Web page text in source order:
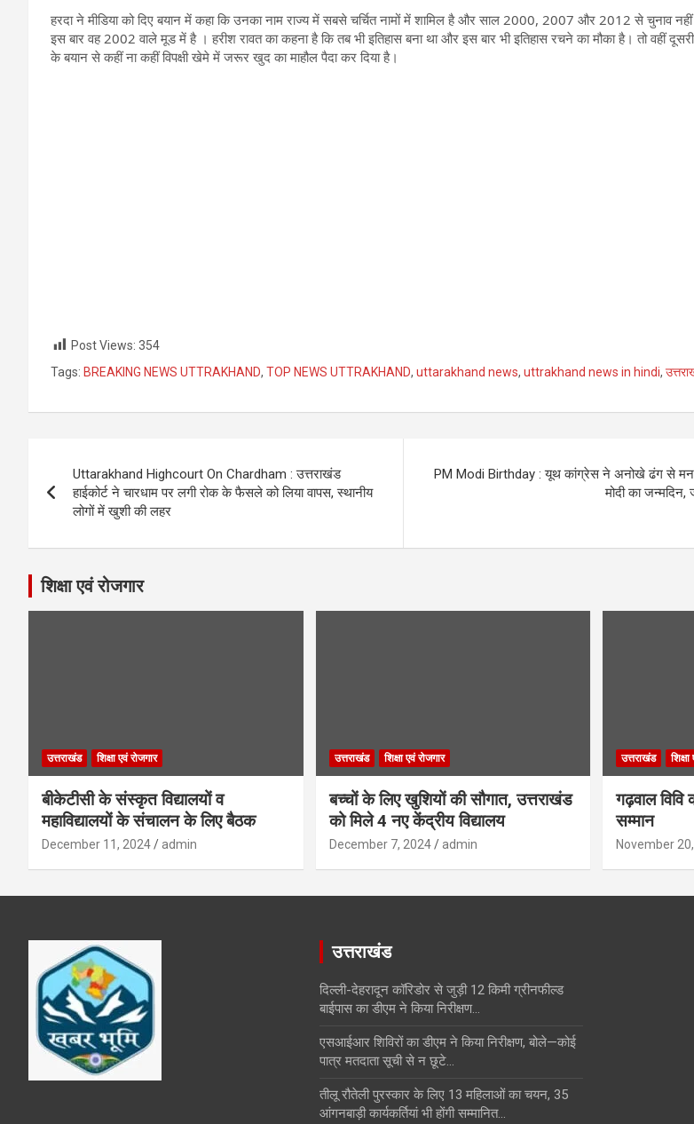
हरदा ने मीडिया को दिए बयान में कहा कि उनका नाम राज्य में सबसे चर्चित नामों में शामिल है और साल 2000, 2007 और 2012 से चुनाव
इस बार वह 2002 वाले मूड में है । हरीश रावत का कहना है कि तब भी इतिहास बना था और इस बार भी इतिहास रचने का मौका है। तो वहीं
के बयान से कहीं ना कहीं विपक्षी खेमे में जरूर खुद का माहौल पैदा कर दिया है।
Post Views: 354
Tags: BREAKING NEWS UTTRAKHAND, TOP NEWS UTTRAKHAND, uttarakhand news, uttrakhand news in hindi,
navigation
Uttarakhand Highcourt On Chardham : उत्तराखंड
हाईकोर्ट ने चारधाम पर लगी रोक के फैसले को लिया वापस, स्थानीय
लोगों में खुशी की लहर
PM Modi Birthday : यूथ कांग्रेस ने अनोखे ढंग से
मोदी का
शिक्षा एवं रोजगार
उत्तराखंड शिक्षा एवं रोजगार
बीकेटीसी के संस्कृत विद्यालयों व
महाविद्यालयों के संचालन के लिए बैठक
December 11, 2024 admin
उत्तराखंड शिक्षा एवं रोजगार
बच्चों के लिए खुशियों की सौगात, उत्तराखंड
को मिले 4 नए केंद्रीय विद्यालय
December 7, 2024 admin
उत्तराखंड
गढ़वाल
सम्मान
November
उत्तराखंड
दिल्ली-देहरादून कॉरिडोर से जुड़ी 12 किमी ग्रीनफील्ड
बाईपास का डीएम ने किया निरीक्षण…
एसआईआर शिविरों का डीएम ने किया निरीक्षण, बोले—कोई
पात्र मतदाता सूची से न छूटे…
तीलू रौतेली पुरस्कार के लिए 13 महिलाओं का चयन, 35
आंगनबाड़ी कार्यकर्तियां भी होंगी सम्मानित…